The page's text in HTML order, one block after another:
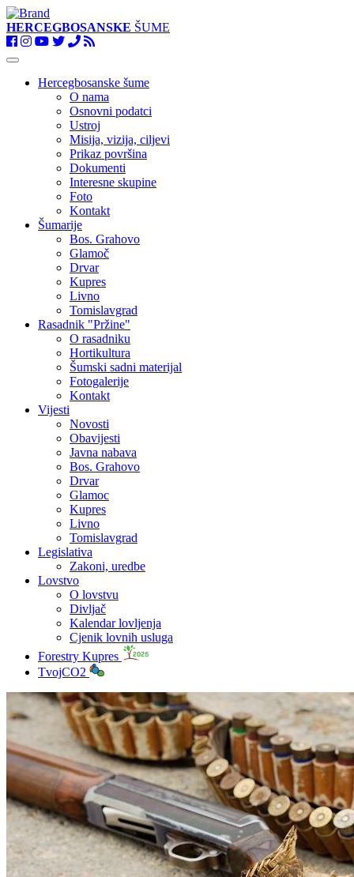
HERCEGBOSANSKE ŠUME
Toggle
navigationHercegbosanske šume
O nama
Osnovni podatci
Ustroj
Misija, vizija, ciljevi
Prikaz površina
Dokumenti
Interesne skupine
Foto
Kontakt
Šumarije
Bos. Grahovo
Glamoč
Drvar
Kupres
Livno
Tomislavgrad
Rasadnik "Pržine"
O rasadniku
Hortikultura
Šumski sadni materijal
Fotogalerije
Kontakt
Vijesti
Novosti
Obavijesti
Javna nabava
Bos. Grahovo
Drvar
Glamoc
Kupres
Livno
Tomislavgrad
Legislativa
Zakoni, uredbe
Lovstvo
O lovstvu
Divljač
Kalendar lovljenja
Cjenik lovnih usluga
Forestry Kupres
TvojCO2